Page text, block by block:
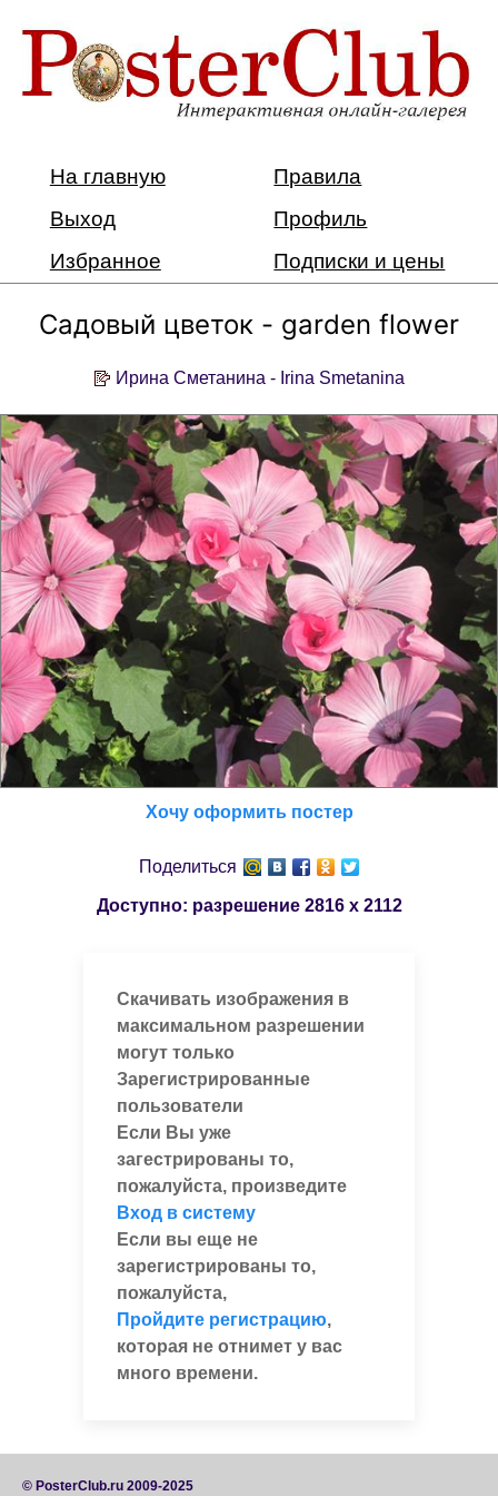
На главную
Правила
Выход
Профиль
Избранное
Подписки и цены
Садовый цветок - garden flower
Ирина Сметанина - Irina Smetanina
Хочу оформить постер
Поделиться
Доступно: разрешение 2816 x 2112
Скачивать изображения в
максимальном разрешении
могут только
Зарегистрированные
пользователи
Если Вы уже
загестрированы то,
пожалуйста, произведите
Вход в систему
Если вы еще не
зарегистрированы то,
пожалуйста,
Пройдите регистрацию,
которая не отнимет у вас
много времени.
© PosterClub.ru 2009-2025